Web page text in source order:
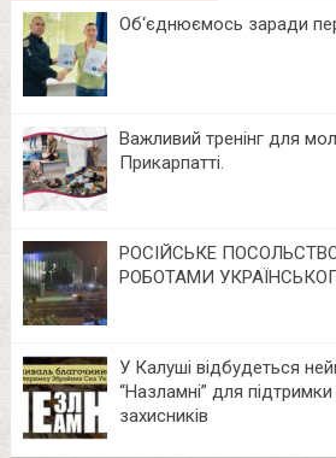
Об‘єднюємось заради
Важливий тренінг для
Прикарпатті.
РОСІЙСЬКЕ
РОБОТАМИ
У Калуші відбудеться
“Назламні” для
захисників